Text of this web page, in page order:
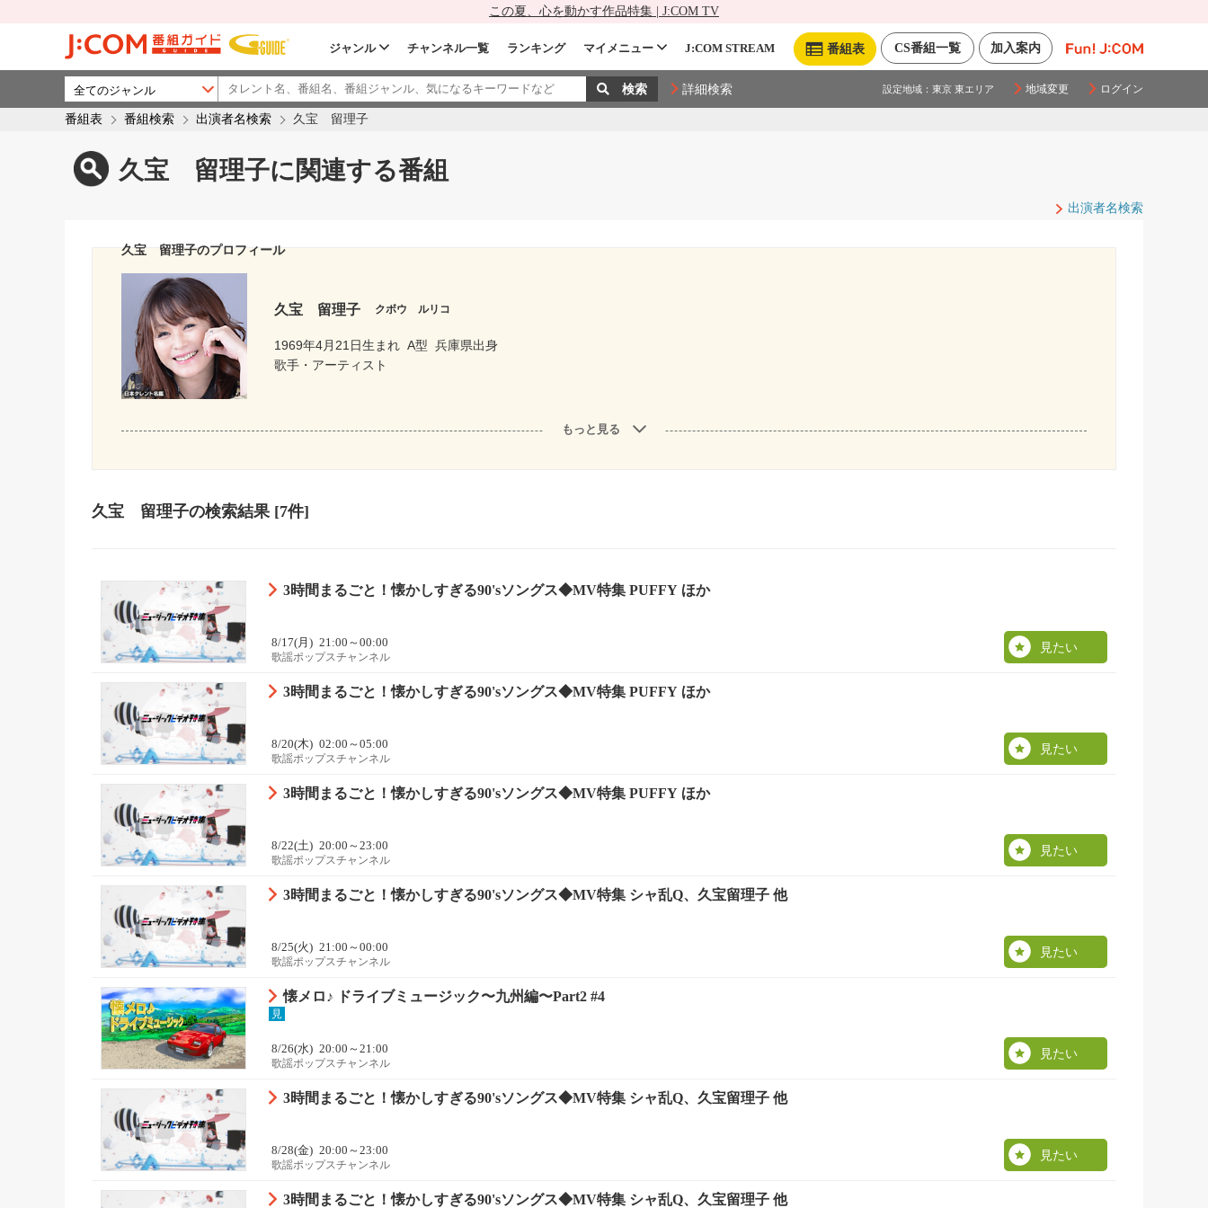
この夏、心を動かす作品特集 | J:COM TV
加入案内
CS番組一覧
番組表
ジャンル チャンネル一覧 ランキング マイメニュー J:COM STREAM
詳細検索 設定地域： 東京 東エリア 地域変更 ログイン
番組表 番組検索 出演者名検索 久宝 留理子
久宝 留理子に関連する番組
出演者名検索
久宝 留理子のプロフィール
久宝 留理子 クボウ ルリコ
1969年4月21日生まれ A型 兵庫県出身
歌手・アーティスト
もっと見る
久宝 留理子の検索結果 [7件]
3時間まるごと！懐かしすぎる90'sソングス◆MV特集 PUFFY ほか
8/17(月) 21:00～00:00
歌謡ポップスチャンネル
見たい
3時間まるごと！懐かしすぎる90'sソングス◆MV特集 PUFFY ほか
8/20(木) 02:00～05:00
歌謡ポップスチャンネル
見たい
3時間まるごと！懐かしすぎる90'sソングス◆MV特集 PUFFY ほか
8/22(土) 20:00～23:00
歌謡ポップスチャンネル
見たい
3時間まるごと！懐かしすぎる90'sソングス◆MV特集 シャ乱Q、久宝留理子 他
8/25(火) 21:00～00:00
歌謡ポップスチャンネル
見たい
懐メロ♪ ドライブミュージック〜九州編〜Part2 #4
見
8/26(水) 20:00～21:00
歌謡ポップスチャンネル
見たい
3時間まるごと！懐かしすぎる90'sソングス◆MV特集 シャ乱Q、久宝留理子 他
8/28(金) 20:00～23:00
歌謡ポップスチャンネル
見たい
3時間まるごと！懐かしすぎる90'sソングス◆MV特集 シャ乱Q、久宝留理子 他